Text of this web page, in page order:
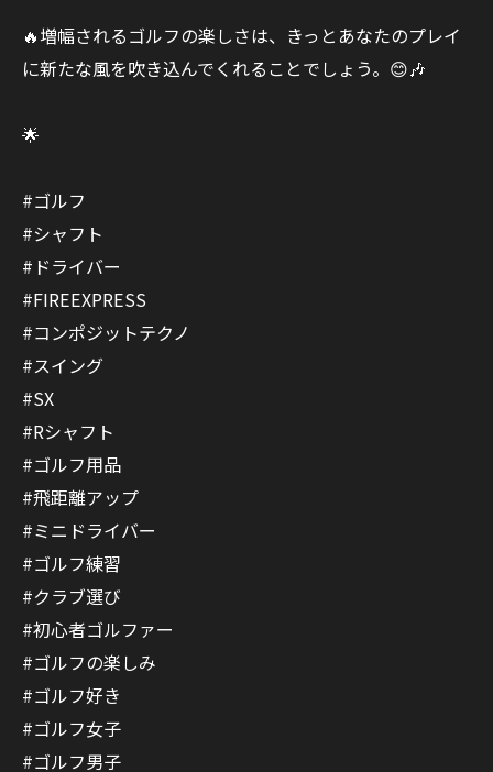
🔥増幅されるゴルフの楽しさは、きっとあなたのプレイ
に新たな風を吹き込んでくれることでしょう。😊🎶
🌟
#ゴルフ
#シャフト
#ドライバー
#FIREEXPRESS
#コンポジットテクノ
#スイング
#SX
#Rシャフト
#ゴルフ用品
#飛距離アップ
#ミニドライバー
#ゴルフ練習
#クラブ選び
#初心者ゴルファー
#ゴルフの楽しみ
#ゴルフ好き
#ゴルフ女子
#ゴルフ男子